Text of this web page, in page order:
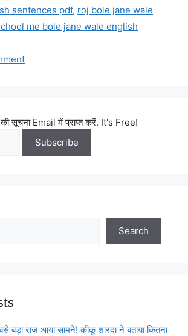
sentences pdf, roj bole jane wale
me bole jane wale english
सूचना Email में प्राप्त करें. It's Free!
Search
बड़ा राज आया सामने! कीकू शारदा ने बताया कितना